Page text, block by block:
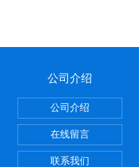
公司介绍
公司介绍
在线留言
联系我们